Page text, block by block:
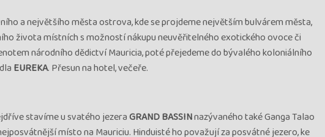
a největšího města ostrova, kde se projdeme největším bulvárem města,
života místních s možností nákupu neuvěřitelného exotického ovoce či
národního dědictví Mauricia, poté přejedeme do bývalého koloniálního
EUREKA. Přesun na hotel, večeře.
stavíme u svatého jezeraGRAND BASSINnazývaného také Ganga Talao
místo na Mauriciu. Hinduisté ho považují za posvátné jezero, ke